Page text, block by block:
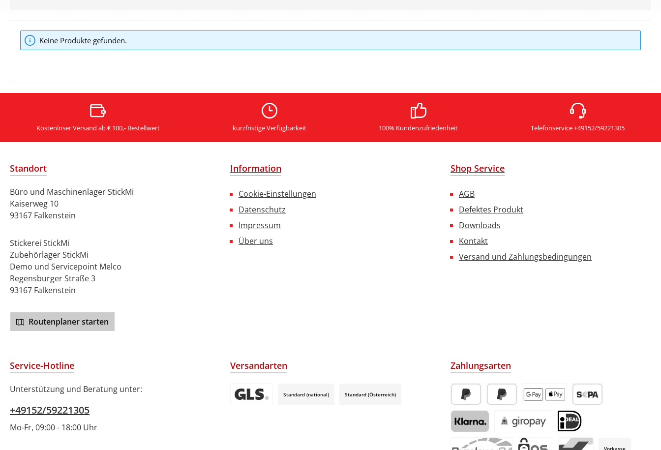
Keine Produkte gefunden.
Kostenloser Versand ab € 100,- Bestellwert kurzfristige Verfügbarkeit 100% Kundenzufriedenheit Telefonservice +49152/59221305
Standort
Büro und Maschinenlager StickMi
Kaiserweg 10
93167 Falkenstein
Stickerei StickMi
Zubehörlager StickMi
Demo und Servicepoint Melco
Regensburger Straße 3
93167 Falkenstein
Routenplaner starten
Information
Cookie-Einstellungen
Datenschutz
Impressum
Über uns
Shop Service
AGB
Defektes Produkt
Downloads
Kontakt
Versand und Zahlungsbedingungen
Service-Hotline
Unterstützung und Beratung unter:
+49152/59221305
Mo-Fr, 09:00 - 18:00 Uhr
Versandarten
Standard (national) Standard (Österreich)
Zahlungsarten
PayPal Später BezahlenApple Pay / Google Pay (via Stripe)
SEPA-Lastschrift (via
Klarna (via Stripe)Giropay (via Stripe) iDeal (via Stripe)
Vorkasse